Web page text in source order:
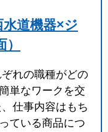
道機器×ジ
れの職種がどの
単なワークを交
仕事内容はもち
ている商品につ